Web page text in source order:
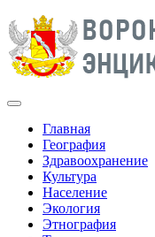
Главная
География
Здравоохранение
Культура
Население
Экология
Этнография